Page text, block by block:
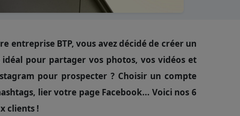
entreprise BTP, vous avez décidé de créer un
pour partager vos photos, vos vidéos et
pour prospecter ? Choisir un compte
lier votre page Facebook... Voici nos 6
clients !